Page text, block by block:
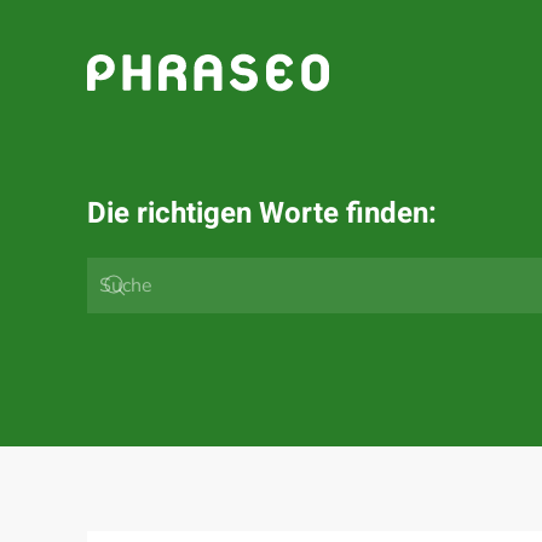
Zum Hauptinhalt springen
Die richtigen Worte finden: